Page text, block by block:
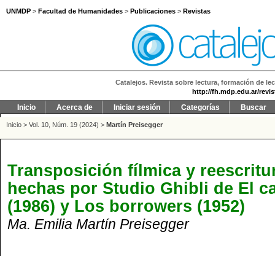
UNMDP > Facultad de Humanidades > Publicaciones > Revistas
Catalejos. Revista sobre lectura, formación de
http://fh.mdp.edu.ar/
Inicio Acerca de Iniciar sesión Categorías Buscar
Inicio > Vol. 10, Núm. 19 (2024) > Martín Preisegger
Transposición fílmica y
hechas por Studio Ghibli de El
(1986) y Los borrowers (1952)
Ma. Emilia Martín Preisegger